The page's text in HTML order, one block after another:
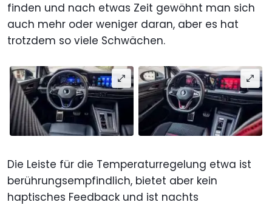
finden und nach etwas Zeit gewöhnt man sich
auch mehr oder weniger daran, aber es hat
trotzdem so viele Schwächen.
Die Leiste für die Temperaturregelung etwa ist
berührungsempfindlich, bietet aber kein
haptisches Feedback und ist nachts